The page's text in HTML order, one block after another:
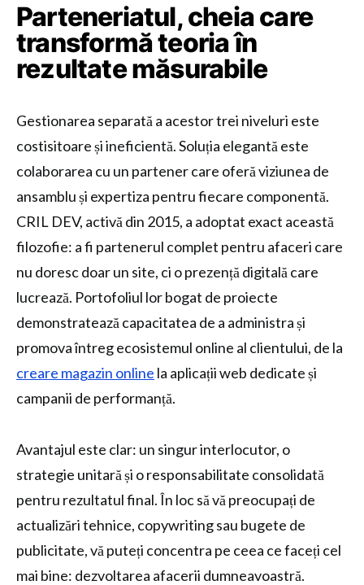
Parteneriatul, cheia care
transformă teoria în
rezultate măsurabile
Gestionarea separată a acestor trei niveluri este
costisitoare și ineficientă. Soluția elegantă este
colaborarea cu un partener care oferă viziunea de
ansamblu și expertiza pentru fiecare componentă.
CRIL DEV, activă din 2015, a adoptat exact această
filozofie: a fi partenerul complet pentru afaceri care
nu doresc doar un site, ci o prezență digitală care
lucrează. Portofoliul lor bogat de proiecte
demonstratează capacitatea de a administra și
promova întreg ecosistemul online al clientului, de la
creare magazin online la aplicații web dedicate și
campanii de performanță.
Avantajul este clar: un singur interlocutor, o
strategie unitară și o responsabilitate consolidată
pentru rezultatul final. În loc să vă preocupați de
actualizări tehnice, copywriting sau bugete de
publicitate, vă puteți concentra pe ceea ce faceți cel
mai bine: dezvoltarea afacerii dumneavoastră.